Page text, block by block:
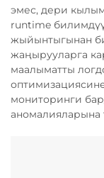
эмес, дери
runtime
жыйынтыгынан
жаңырууларга
маалыматты
мониторинги